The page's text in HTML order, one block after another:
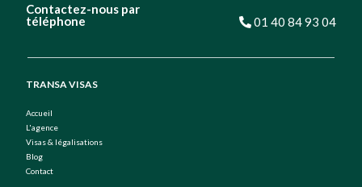
Contactez-nous par
téléphone
01 40 84 93 04
TRANSA VISAS
Accueil
L'agence
Visas & légalisations
Blog
Contact